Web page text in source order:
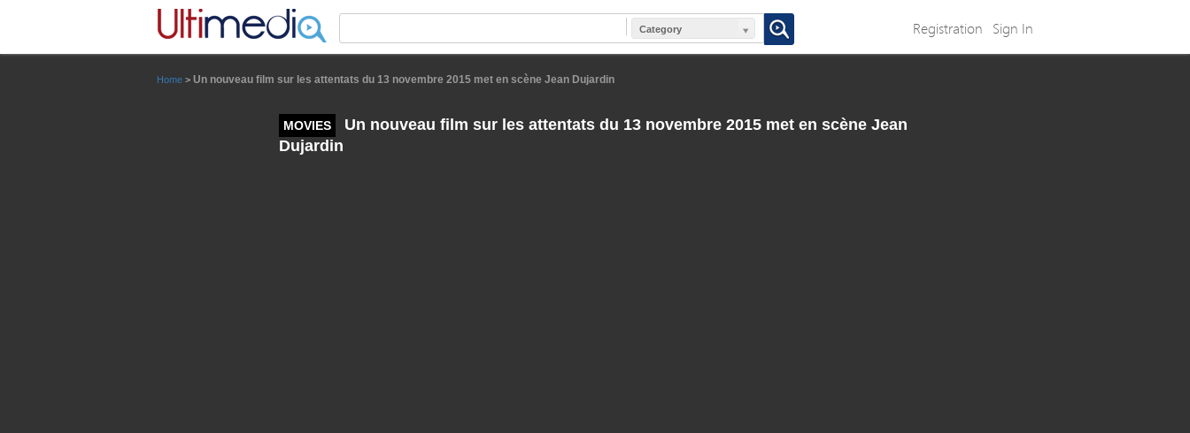
Category Registration Sign In
Home > Un nouveau film sur les attentats du 13 novembre 2015 met en scène Jean Dujardin
MOVIES
Un nouveau film sur les attentats du 13 novembre 2015 met en scène Jean
Dujardin